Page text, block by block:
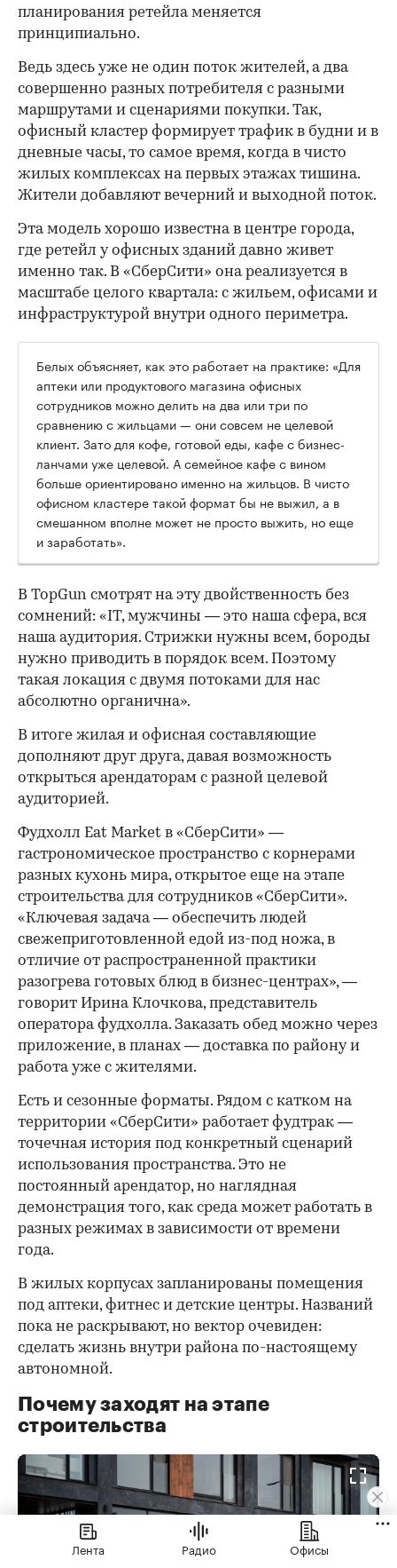
планирования ретейла меняется
принципиально.
Ведь здесь уже не один поток жителей, а два
совершенно разных потребителя с разными
маршрутами и сценариями покупки. Так,
офисный кластер формирует трафик в будни и в
дневные часы, то самое время, когда в чисто
жилых комплексах на первых этажах тишина.
Жители добавляют вечерний и выходной поток.
Эта модель хорошо известна в центре города,
где ретейл у офисных зданий давно живет
именно так. В «СберСити» она реализуется в
масштабе целого квартала: с жильем, офисами и
инфраструктурой внутри одного периметра.
Белых объясняет, как это работает на практике: «Для
аптеки или продуктового магазина офисных
сотрудников можно делить на два или три по
сравнению с жильцами — они совсем не целевой
клиент. Зато для кофе, готовой еды, кафе с бизнес-
ланчами уже целевой. А семейное кафе с вином
больше ориентировано именно на жильцов. В чисто
офисном кластере такой формат бы не выжил, а в
смешанном вполне может не просто выжить, но еще
и заработать».
В TopGun смотрят на эту двойственность без
сомнений: «IT, мужчины — это наша сфера, вся
наша аудитория. Стрижки нужны всем, бороды
нужно приводить в порядок всем. Поэтому
такая локация с двумя потоками для нас
абсолютно органична».
В итоге жилая и офисная составляющие
дополняют друг друга, давая возможность
открыться арендаторам с разной целевой
аудиторией.
Фудхолл Eat Market в «СберСити» —
гастрономическое пространство с корнерами
разных кухонь мира, открытое еще на этапе
строительства для сотрудников «СберСити».
«Ключевая задача — обеспечить людей
свежеприготовленной едой из-под ножа, в
отличие от распространенной практики
разогрева готовых блюд в бизнес-центрах», —
говорит Ирина Клочкова, представитель
оператора фудхолла. Заказать обед можно через
приложение, в планах — доставка по району и
работа уже с жителями.
Есть и сезонные форматы. Рядом с катком на
территории «СберСити» работает фудтрак —
точечная история под конкретный сценарий
использования пространства. Это не
постоянный арендатор, но наглядная
демонстрация того, как среда может работать в
разных режимах в зависимости от времени
года.
В жилых корпусах запланированы помещения
под аптеки, фитнес и детские центры. Названий
пока не раскрывают, но вектор очевиден:
сделать жизнь внутри района по-настоящему
автономной.
Почему заходят на этапе
строительства
Лента Радио Офисы